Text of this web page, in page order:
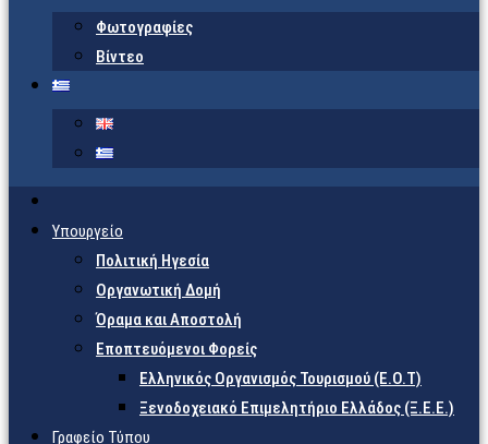
Φωτογραφίες
Βίντεο
Υπουργείο
Πολιτική Ηγεσία
Οργανωτική Δομή
Όραμα και Αποστολή
Εποπτευόμενοι Φορείς
Eλληνικός Οργανισμός Τουρισμού (Ε.Ο.Τ)
Ξενοδοχειακό Επιμελητήριο Ελλάδος (Ξ.Ε.Ε.)
Γραφείο Τύπου